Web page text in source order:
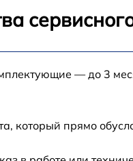
— до 3
который прямо